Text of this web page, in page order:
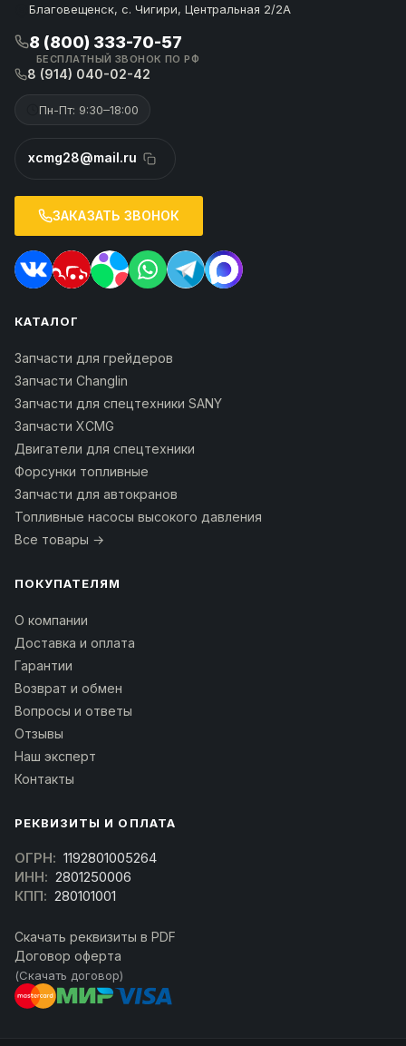
Благовещенск, с. Чигири, Центральная 2/2А
8 (800) 333-70-57
БЕСПЛАТНЫЙ ЗВОНОК ПО РФ
8 (914) 040-02-42
Пн-Пт: 9:30–18:00
xcmg28@mail.ru
ЗАКАЗАТЬ ЗВОНОК
КАТАЛОГ
Запчасти для грейдеров
Запчасти Changlin
Запчасти для спецтехники SANY
Запчасти XCMG
Двигатели для спецтехники
Форсунки топливные
Запчасти для автокранов
Топливные насосы высокого давления
Все товары →
ПОКУПАТЕЛЯМ
О компании
Доставка и оплата
Гарантии
Возврат и обмен
Вопросы и ответы
Отзывы
Наш эксперт
Контакты
РЕКВИЗИТЫ И ОПЛАТА
ОГРН: 1192801005264
ИНН: 2801250006
КПП: 280101001
Скачать реквизиты в PDF
Договор оферта
(Скачать договор)